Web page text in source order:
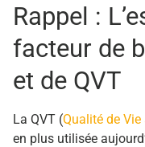
Rappel :
facteur de
et de QVT
La QVT (Qualité de
en plus utilisée